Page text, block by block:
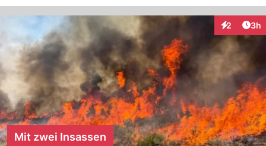
2 3h
Mit zwei Insassen